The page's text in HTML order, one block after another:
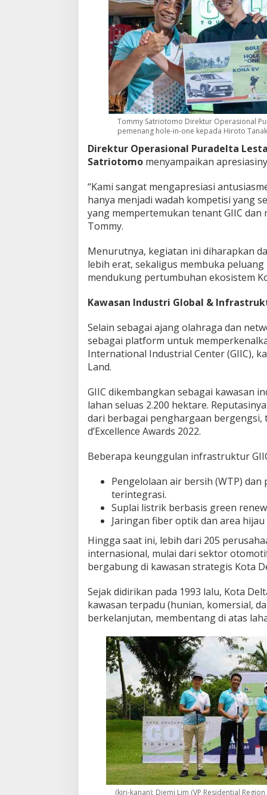
Tommy Satriotomo Direktur Operasional
pemenang hole-in-one kepada Hiroto
Direktur Operasional Puradelta
Satriotomo menyampaikan
“Kami sangat mengapresiasi
hanya menjadi wadah kompetisi yang
yang mempertemukan tenant GIIC dan
Tommy.
Menurutnya, kegiatan ini diharapkan
lebih erat, sekaligus membuka
mendukung pertumbuhan ekosistem
Kawasan Industri Global &
Selain sebagai ajang olahraga dan
sebagai platform untuk
International Industrial Center (GIIC),
Land.
GIIC dikembangkan sebagai kawasan
lahan seluas 2.200 hektare.
dari berbagai penghargaan bergengsi,
d’Excellence Awards 2022.
Beberapa keunggulan infrastruktur
Pengelolaan air bersih (WTP)
terintegrasi.
Suplai listrik berbasis green
Jaringan fiber optik dan area hijau
Hingga saat ini, lebih dari 205
internasional, mulai dari sektor
bergabung di kawasan strategis Kota
Sejak didirikan pada 1993 lalu, Kota
kawasan terpadu (hunian, komersial,
berkelanjutan, membentang di atas
(kiri-kanan): Djemi Lim (VP Residential